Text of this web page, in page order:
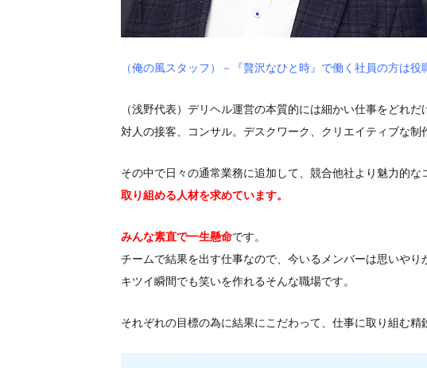
（俺の風スタッフ）－『贅沢なひと時』で働く社員の方は
（浅野代表）デリヘル運営の本質的には細かい仕事をどれだ
対人の接客、コンサル。デスクワーク、クリエイティブな制
その中で日々の通常業務に追加して、競合他社より魅力的な
取り組める人材を求めています。
みんな素直で一生懸命です。
チームで結果を出す仕事なので、今いるメンバーは思いやり
キツイ瞬間でも笑いを作れるそんな職場です。
それぞれの目標の為に結果にこだわって、仕事に取り組む精